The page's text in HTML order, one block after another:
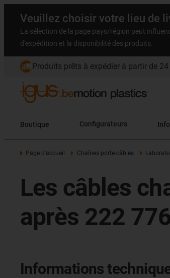
Veuillez choisir votre lieu de
La sélection de la page pays/région peut
d'expédition et la disponibilité des produits.
Produits prêts à expédier à partir de 24
Boutique Configurateurs
Page d'accueil Chaînes porte-câbles
Les câbles
après 222
Informations